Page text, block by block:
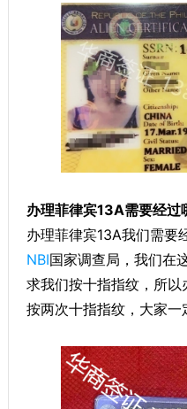
办理菲律宾13A需要经
办理菲律宾13A我们需要
NBI国家调查局，我们在
求我们按十指指纹，所
按两次十指指纹，大家一